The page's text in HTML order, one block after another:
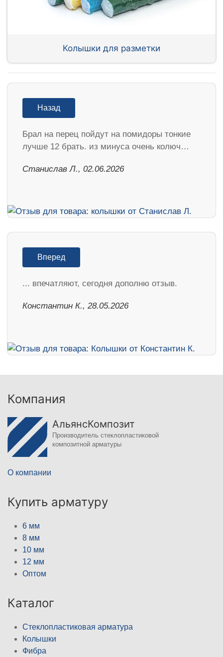
Колышки для разметки
Назад
Брал на перец пойдут на помидоры тонкие
лучше 12 брать. из минуса очень колюч…
Станислав Л., 02.06.2026
Вперед
... впечатляют, сегодня дополню отзыв.
Константин К., 28.05.2026
Компания
АльянсКомпозит
Производитель стеклопластиковой
композитной арматуры
О компании
Купить арматуру
6 мм
8 мм
10 мм
12 мм
Оптом
Каталог
Стеклопластиковая арматура
Колышки
Фибра